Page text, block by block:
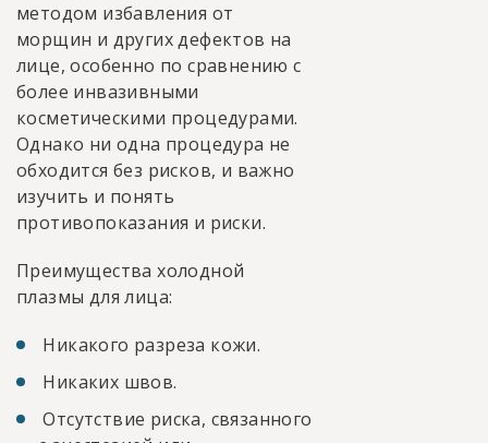
методом избавления от
морщин и других дефектов на
лице, особенно по сравнению с
более инвазивными
косметическими процедурами.
Однако ни одна процедура не
обходится без рисков, и важно
изучить и понять
противопоказания и риски.
Преимущества холодной
плазмы для лица:
Никакого разреза кожи.
Никаких швов.
Отсутствие риска, связанного